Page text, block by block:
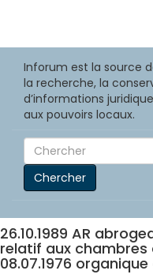
Inforum est la source
la recherche, la
d’informations
aux pouvoirs locaux.
Chercher
26.10.1989 AR
relatif aux chambres
08.07.1976 organique